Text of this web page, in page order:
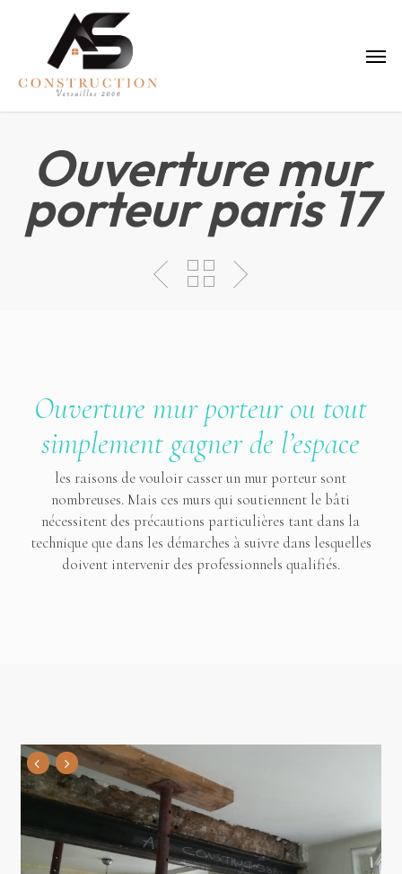
Menu
Ouverture mur
porteur paris 17
Ouverture mur porteur ou tout
simplement gagner de l’espace
les raisons de vouloir casser un mur porteur sont
nombreuses. Mais ces murs qui soutiennent le bâti
nécessitent des précautions particulières tant dans la
technique que dans les démarches à suivre dans lesquelles
doivent intervenir des professionnels qualifiés.